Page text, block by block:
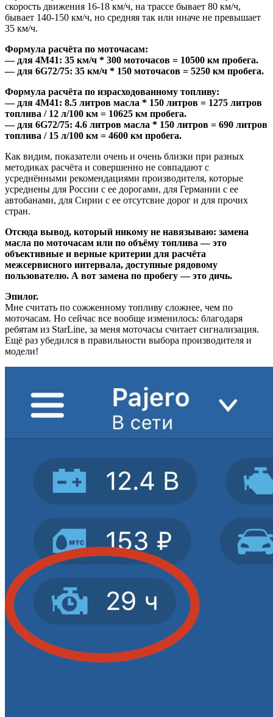
скорость движения 16-18 км/ч, на трассе бывает 80 км/ч,
бывает 140-150 км/ч, но средняя так или иначе не превышает
35 км/ч.
Формула расчёта по моточасам:
— для 4М41: 35 км/ч * 300 моточасов = 10500 км пробега.
— для 6G72/75: 35 км/ч * 150 моточасов = 5250 км пробега.
Формула расчёта по израсходованному топливу:
— для 4М41: 8.5 литров масла * 150 литров = 1275 литров
топлива / 12 л/100 км = 10625 км пробега.
— для 6G72/75: 4.6 литров масла * 150 литров = 690 литров
топлива / 15 л/100 км = 4600 км пробега.
Как видим, показатели очень и очень близки при разных
методиках расчёта и совершенно не совпадают с
усреднёнными рекомендациями производителя, которые
усреднены для России с ее дорогами, для Германии с ее
автобанами, для Сирии с ее отсутсвие дорог и для прочих
стран.
Отсюда вывод, который никому не навязываю: замена
масла по моточасам или по объёму топлива — это
объективные и верные критерии для расчёта
межсервисного интервала, доступные рядовому
пользователю. А вот замена по пробегу — это дичь.
Эпилог.
Мне считать по сожженному топливу сложнее, чем по
моточасам. Но сейчас все вообще изменилось: благодаря
ребятам из StarLine, за меня моточасы считает сигнализация.
Ещё раз убедился в правильности выбора производителя и
модели!